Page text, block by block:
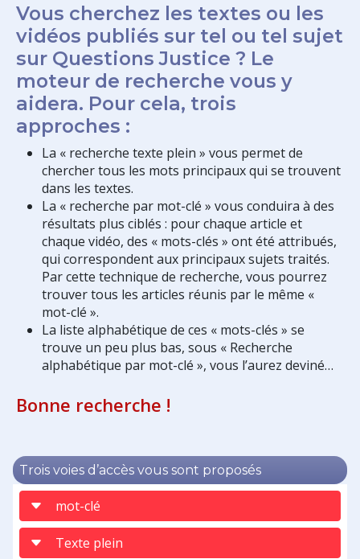
Vous cherchez les textes ou les
vidéos publiés sur tel ou tel sujet
sur Questions Justice ? Le
moteur de recherche vous y
aidera. Pour cela, trois
approches :
La « recherche texte plein » vous permet de
chercher tous les mots principaux qui se trouvent
dans les textes.
La « recherche par mot-clé » vous conduira à des
résultats plus ciblés : pour chaque article et
chaque vidéo, des « mots-clés » ont été attribués,
qui correspondent aux principaux sujets traités.
Par cette technique de recherche, vous pourrez
trouver tous les articles réunis par le même «
mot-clé ».
La liste alphabétique de ces « mots-clés » se
trouve un peu plus bas, sous « Recherche
alphabétique par mot-clé », vous l’aurez deviné…
Bonne recherche !
Trois voies d’accès vous sont proposés
mot-clé
Texte plein